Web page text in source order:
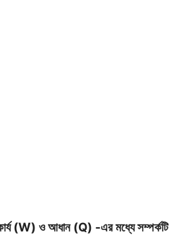
(W) ও আধান (Q) -এর মধ্যে সম্পর্কটি